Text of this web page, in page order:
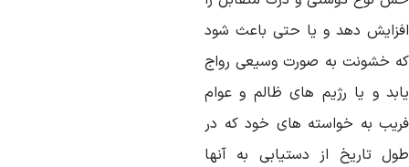
دهد یا حتیباعث شود
خشونت به صورت وسیعی رواج
و یا رژیم های ظالم
عوام
به خواسته های خود که
در
تاریخ از دستیابی به
آنها